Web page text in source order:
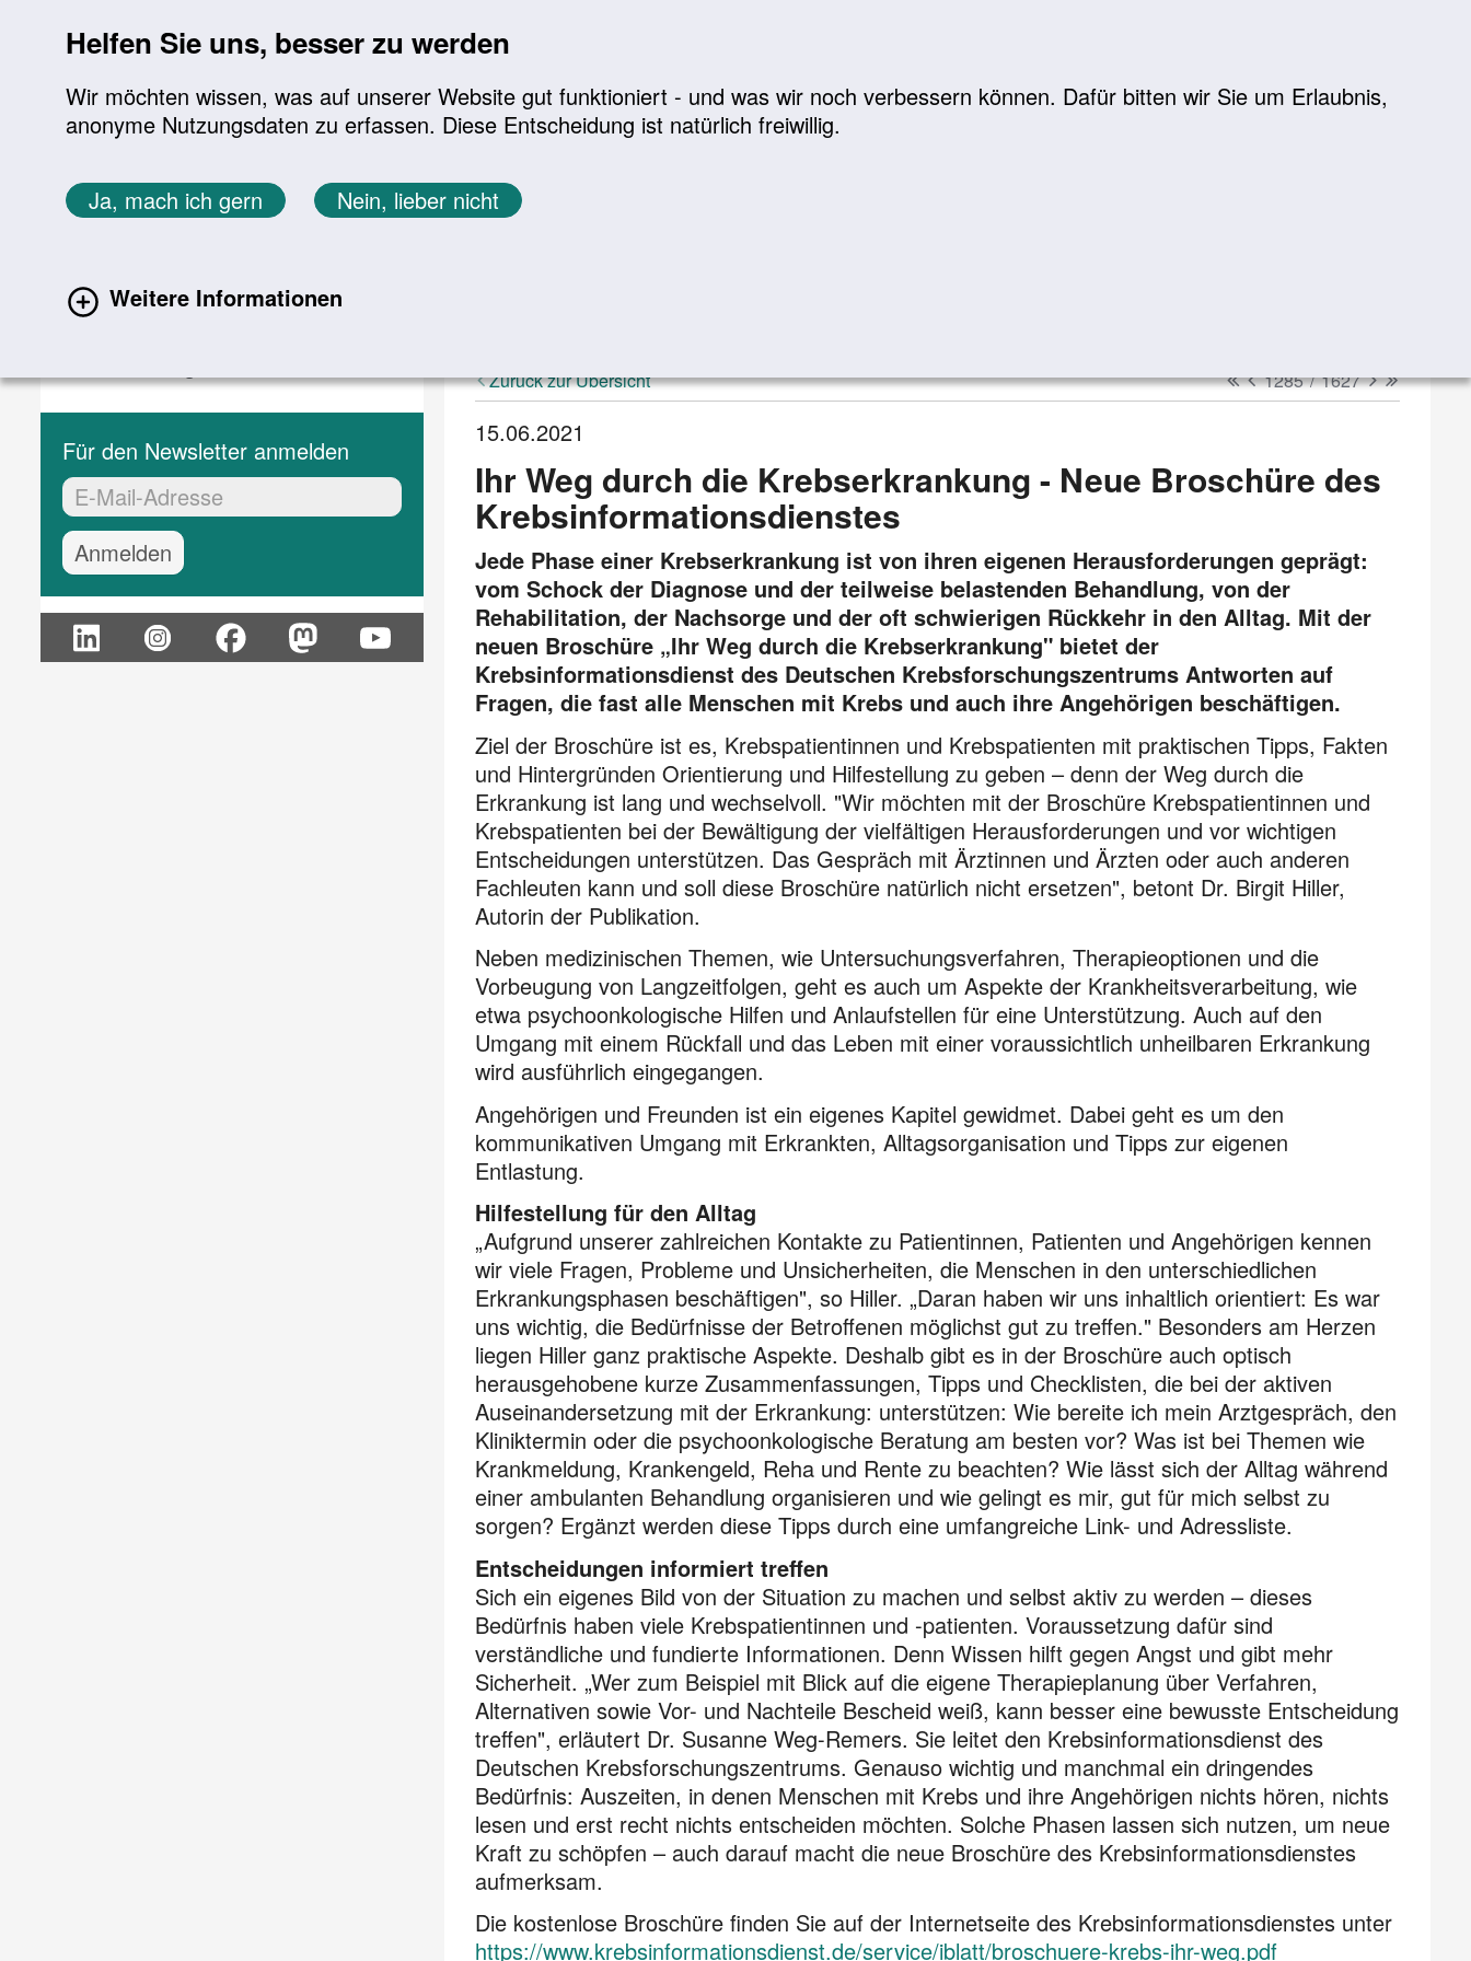
Helfen Sie uns, besser zu werden
Wir möchten wissen, was auf unserer Website gut funktioniert - und was wir noch verbessern können. Dafür bitten wir Sie um Erlaubnis,
anonyme Nutzungsdaten zu erfassen. Diese Entscheidung ist natürlich freiwillig.
Ja, mach ich gern Nein, lieber nicht
Weitere Informationen
Sie befinden sich hier:
Startseite Aktuelles Aktuelle Meldungen
Aktuelle Meldungen
Für den Newsletter anmelden
EMail-Adresse:*
Zurück zur Übersicht erster
vorheriger
1285/1627nächster
letzter
15.06.2021
Ihr Weg durch die Krebserkrankung - Neue Broschüre des
Krebsinformationsdienstes
Jede Phase einer Krebserkrankung ist von ihren eigenen Herausforderungen geprägt:
vom Schock der Diagnose und der teilweise belastenden Behandlung, von der
Rehabilitation, der Nachsorge und der oft schwierigen Rückkehr in den Alltag. Mit der
neuen Broschüre „Ihr Weg durch die Krebserkrankung" bietet der
Krebsinformationsdienst des Deutschen Krebsforschungszentrums Antworten auf
Fragen, die fast alle Menschen mit Krebs und auch ihre Angehörigen beschäftigen.
Ziel der Broschüre ist es, Krebspatientinnen und Krebspatienten mit praktischen Tipps, Fakten
und Hintergründen Orientierung und Hilfestellung zu geben – denn der Weg durch die
Erkrankung ist lang und wechselvoll. "Wir möchten mit der Broschüre Krebspatientinnen und
Krebspatienten bei der Bewältigung der vielfältigen Herausforderungen und vor wichtigen
Entscheidungen unterstützen. Das Gespräch mit Ärztinnen und Ärzten oder auch anderen
Fachleuten kann und soll diese Broschüre natürlich nicht ersetzen", betont Dr. Birgit Hiller,
Autorin der Publikation.
Neben medizinischen Themen, wie Untersuchungsverfahren, Therapieoptionen und die
Vorbeugung von Langzeitfolgen, geht es auch um Aspekte der Krankheitsverarbeitung, wie
etwa psychoonkologische Hilfen und Anlaufstellen für eine Unterstützung. Auch auf den
Umgang mit einem Rückfall und das Leben mit einer voraussichtlich unheilbaren Erkrankung
wird ausführlich eingegangen.
Angehörigen und Freunden ist ein eigenes Kapitel gewidmet. Dabei geht es um den
kommunikativen Umgang mit Erkrankten, Alltagsorganisation und Tipps zur eigenen
Entlastung.
Hilfestellung für den Alltag
„Aufgrund unserer zahlreichen Kontakte zu Patientinnen, Patienten und Angehörigen kennen
wir viele Fragen, Probleme und Unsicherheiten, die Menschen in den unterschiedlichen
Erkrankungsphasen beschäftigen", so Hiller. „Daran haben wir uns inhaltlich orientiert: Es war
uns wichtig, die Bedürfnisse der Betroffenen möglichst gut zu treffen." Besonders am Herzen
liegen Hiller ganz praktische Aspekte. Deshalb gibt es in der Broschüre auch optisch
herausgehobene kurze Zusammenfassungen, Tipps und Checklisten, die bei der aktiven
Auseinandersetzung mit der Erkrankung: unterstützen: Wie bereite ich mein Arztgespräch, den
Kliniktermin oder die psychoonkologische Beratung am besten vor? Was ist bei Themen wie
Krankmeldung, Krankengeld, Reha und Rente zu beachten? Wie lässt sich der Alltag während
einer ambulanten Behandlung organisieren und wie gelingt es mir, gut für mich selbst zu
sorgen? Ergänzt werden diese Tipps durch eine umfangreiche Link- und Adressliste.
Entscheidungen informiert treffen
Sich ein eigenes Bild von der Situation zu machen und selbst aktiv zu werden – dieses
Bedürfnis haben viele Krebspatientinnen und -patienten. Voraussetzung dafür sind
verständliche und fundierte Informationen. Denn Wissen hilft gegen Angst und gibt mehr
Sicherheit. „Wer zum Beispiel mit Blick auf die eigene Therapieplanung über Verfahren,
Alternativen sowie Vor- und Nachteile Bescheid weiß, kann besser eine bewusste Entscheidung
treffen", erläutert Dr. Susanne Weg-Remers. Sie leitet den Krebsinformationsdienst des
Deutschen Krebsforschungszentrums. Genauso wichtig und manchmal ein dringendes
Bedürfnis: Auszeiten, in denen Menschen mit Krebs und ihre Angehörigen nichts hören, nichts
lesen und erst recht nichts entscheiden möchten. Solche Phasen lassen sich nutzen, um neue
Kraft zu schöpfen – auch darauf macht die neue Broschüre des Krebsinformationsdienstes
aufmerksam.
Die kostenlose Broschüre finden Sie auf der Internetseite des Krebsinformationsdienstes unter
https://www.krebsinformationsdienst.de/service/iblatt/broschuere-krebs-ihr-weg.pdf